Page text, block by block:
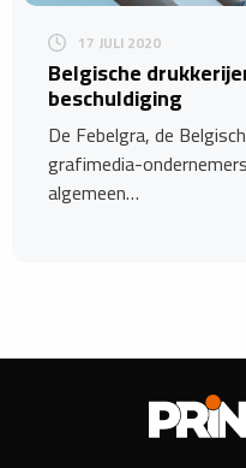
17 JULI 2020
Belgische
beschuldiging
De Febelgra, de
grafimedia-
algemeen…